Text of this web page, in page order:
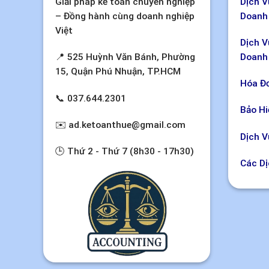
– Đồng hành cùng doanh nghiệp
Việt
📍 525 Huỳnh Văn Bánh, Phường
15, Quận Phú Nhuận, TP.HCM
📞 037.644.2301
✉️ ad.ketoanthue@gmail.com
🕒 Thứ 2 - Thứ 7 (8h30 - 17h30)
Doanh
Dịch
Doanh
Hóa
Bảo
Dịch
Các